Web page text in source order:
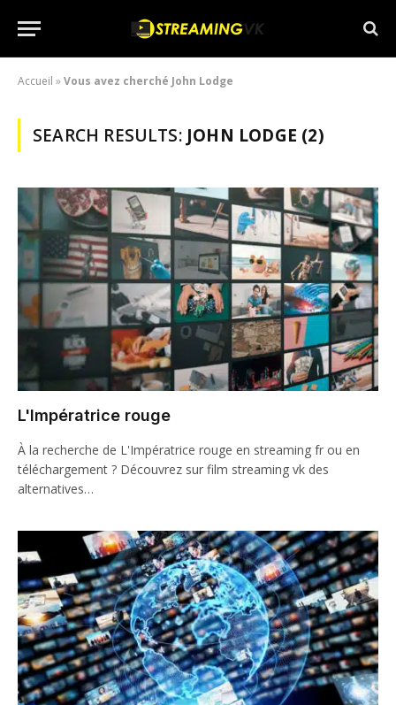
Accueil »Vous avez cherché John Lodge
SEARCH RESULTS: JOHN LODGE (2)
L'Impératrice rouge
À la recherche de L'Impératrice rouge en streaming fr ou en
téléchargement ? Découvrez sur film streaming vk des
alternatives…